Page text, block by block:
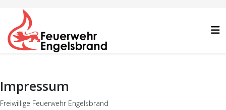
Impressum
Freiwillige Feuerwehr Engelsbrand